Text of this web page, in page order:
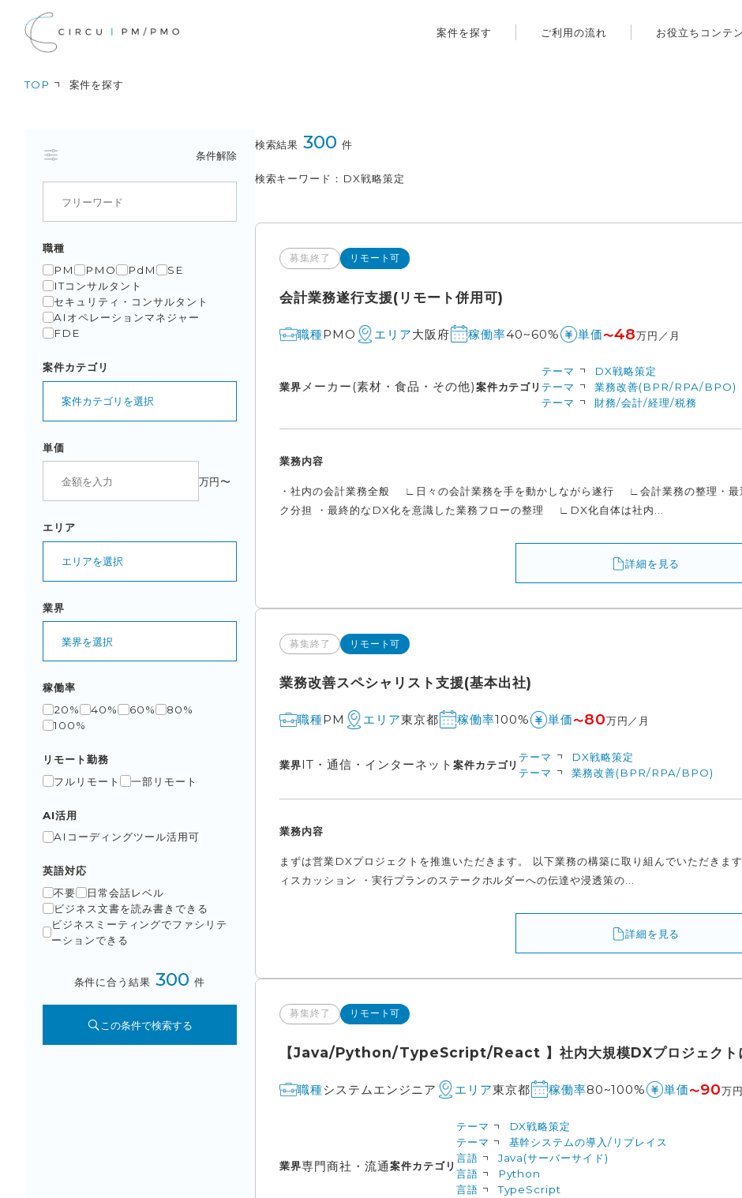
案件を探す ご利用の流れ お役立ちコンテ
TOP 案件を探す
条件解除
職種
PM
PMO PdM
SE
ITコンサルタント
セキュリティ・コンサルタント
AIオペレーションマネジャー
FDE
案件カテゴリ
案件カテゴリを選択
単価
万円〜
エリア
エリアを選択
業界
業界を選択
稼働率
20%
40% 60%
80%
100%
リモート勤務
フルリモート
一部リモート
AI活用
AIコーディングツール活用可
英語対応
不要
日常会話レベル
ビジネス文書を読み書きできる
ビジネスミーティングでファシリテ
ーションできる
条件に合う結果 300 件
この条件で検索する
検索結果 300 件
検索キーワード DX戦略策定
募集終了 リモート可
会計業務遂行支援(リモート併用可)
職種PMO エリア大阪府 稼働率40~60% 単価〜48万円／月
業界メーカー(素材・食品・その他)案件カテゴリ
テーマ
DX戦略策定
テーマ
業務改善(BPR/RPA/BPO)
テーマ
財務/会計/経理/税務
業務内容
・社内の会計業務全般 ∟日々の会計業務を手を動かしながら遂行 ∟会計業務の整理・
ク分担 ・最終的なDX化を意識した業務フローの整理 ∟DX化自体は社内...
詳細を見る
募集終了 リモート可
業務改善スペシャリスト支援(基本出社)
職種PM エリア東京都 稼働率100% 単価〜80万円／月
業界IT・通信・インターネット 案件カテゴリ
テーマ
DX戦略策定
テーマ
業務改善(BPR/RPA/BPO)
業務内容
まずは営業DXプロジェクトを推進いただきます。 以下業務の構築に取り組んでいただきま
ィスカッション ・実行プランのステークホルダーへの伝達や浸透策の...
詳細を見る
募集終了 リモート可
【Java/Python/TypeScript/React 】社内大規模DXプロジェクト
職種システムエンジニア エリア東京都 稼働率80~100% 単価〜90万
業界専門商社・流通案件カテゴリ
テーマ
DX戦略策定
テーマ
基幹システムの導入/リプレイス
言語
Java(サーバーサイド)
言語
Python
言語
TypeScript